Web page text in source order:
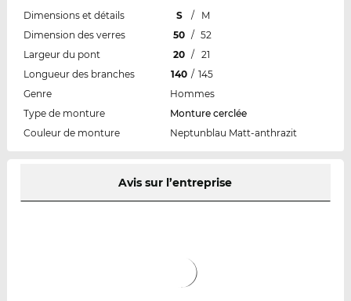
Dimensions et détails S /
M
Dimension des verres
50 / 52
Largeur du pont
20 /
21
Longueur des branches
140 / 145
Genre
Hommes
Type de monture
Monture cerclée
Couleur de monture
Neptunblau Matt-anthrazit
Avis sur l’entreprise